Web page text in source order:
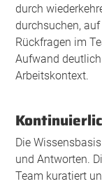
durch
durchsuchen,
Rückfragen im
Aufwand
Arbeitskontext.
Die
und Antworten.
Team kuratiert